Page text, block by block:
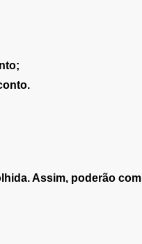
Assim, poderão